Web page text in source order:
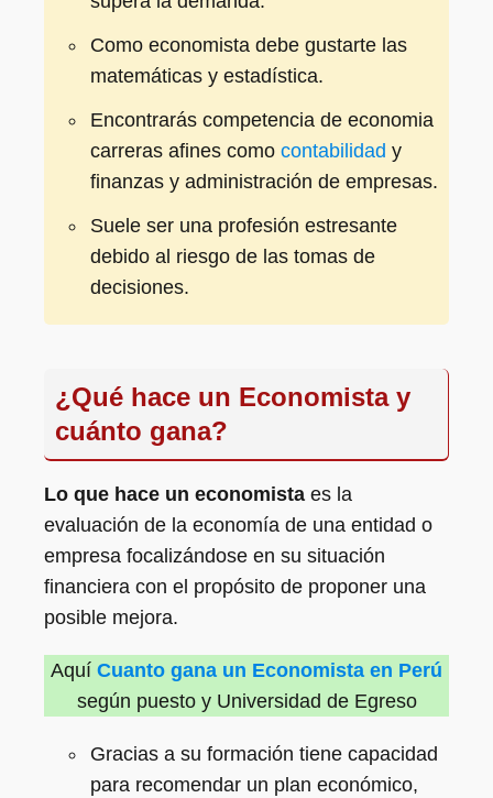
Como economista debe gustarte las
matemáticas y estadística.
Encontrarás competencia de economia
carreras afines como contabilidad y
finanzas y administración de empresas.
Suele ser una profesión estresante
debido al riesgo de las tomas de
decisiones.
¿Qué hace un Economista y
cuánto gana?
Lo que hace un economista es la
evaluación de la economía de una entidad o
empresa focalizándose en su situación
financiera con el propósito de proponer una
posible mejora.
Aquí Cuanto gana un Economista en Perú
según puesto y Universidad de Egreso
Gracias a su formación tiene capacidad
para recomendar un plan económico,